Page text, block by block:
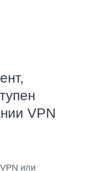
VPN
или